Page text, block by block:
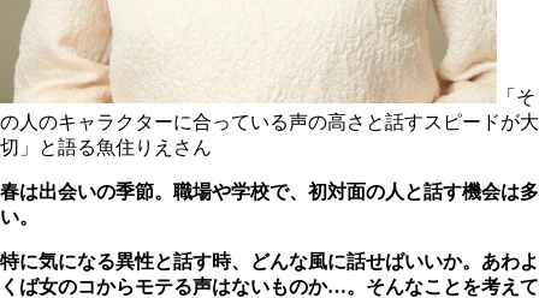
「そ
の人のキャラクターに合っている声の高さと話すスピードが大
切」と語る魚住りえさん
春は出会いの季節。職場や学校で、初対面の人と話す機会は多
い。
特に気になる異性と話す時、どんな風に話せばいいか。あわよ
くば女のコからモテる声はないものか…。そんなことを考えて